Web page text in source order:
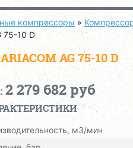
компрессоры »
75-10 D
AG 75-10 D
2 279 682 руб
м3/мин